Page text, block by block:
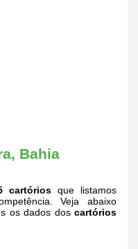
Bahia
cartórios que listamos
Veja abaixo
os dados dos cartórios